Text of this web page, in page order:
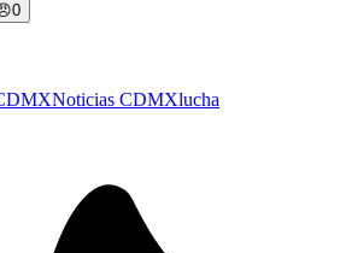
0
Noticias CDMXlucha